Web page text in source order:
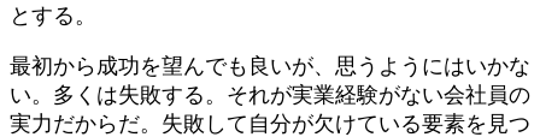
とする。
最初から成功を望んでも良いが、思うようにはいかな
い。多くは失敗する。それが実業経験がない会社員の
実力だからだ。失敗して自分が欠けている要素を見つ